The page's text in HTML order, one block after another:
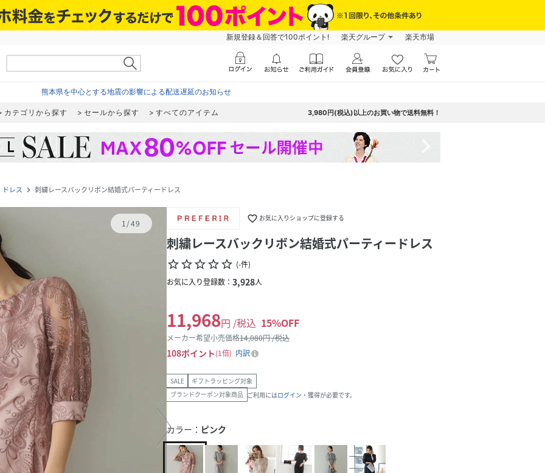
新規登録＆回答で100ポイント! 楽天グループ 楽天市場
熊本県を中心とする地震の影響による配送遅延のお知らせ
カテゴリから探す セールから探す すべてのアイテム 3,980円(税込)以上のお買い物で送料無料！
ドレス navigate_next 刺繍レースバックリボン結婚式パーティードレス
1/49 favorite_border お気に入りショップに登録する
刺繍レースバックリボン結婚式パーティードレス
star_borderstar_borderstar_borderstar_borderstar_border (-件)
お気に入り登録数： 3,928人
11,968円 /税込 15%OFF
メーカー希望小売価格14,080円 /税込
108ポイント 1倍 内訳
SALE
ギフトラッピング対象
ブランドクーポン対象商品 ご利用にはログイン ・獲得が必要です。
カラー： ピンク